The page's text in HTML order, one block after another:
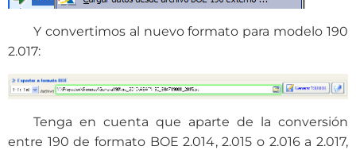
Y convertimos al nuevo formato para modelo 190
2.017:
Tenga en cuenta que aparte de la conversión
entre 190 de formato BOE 2.014, 2.015 o 2.016 a 2.017,